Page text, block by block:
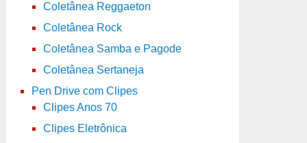
Coletânea Reggaeton
Coletânea Rock
Coletânea Samba e Pagode
Coletânea Sertaneja
Pen Drive com Clipes
Clipes Anos 70
Clipes Eletrônica